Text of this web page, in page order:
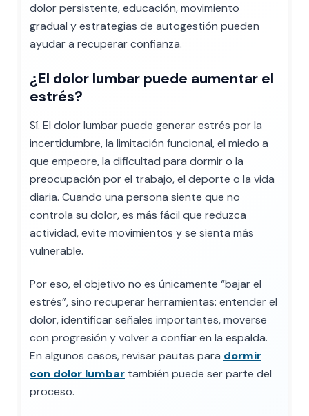
dolor persistente, educación, movimiento
gradual y estrategias de autogestión pueden
ayudar a recuperar confianza.
¿El dolor lumbar puede aumentar el
estrés?
Sí. El dolor lumbar puede generar estrés por la
incertidumbre, la limitación funcional, el miedo a
que empeore, la dificultad para dormir o la
preocupación por el trabajo, el deporte o la vida
diaria. Cuando una persona siente que no
controla su dolor, es más fácil que reduzca
actividad, evite movimientos y se sienta más
vulnerable.
Por eso, el objetivo no es únicamente “bajar el
estrés”, sino recuperar herramientas: entender el
dolor, identificar señales importantes, moverse
con progresión y volver a confiar en la espalda.
En algunos casos, revisar pautas para dormir
con dolor lumbar también puede ser parte del
proceso.